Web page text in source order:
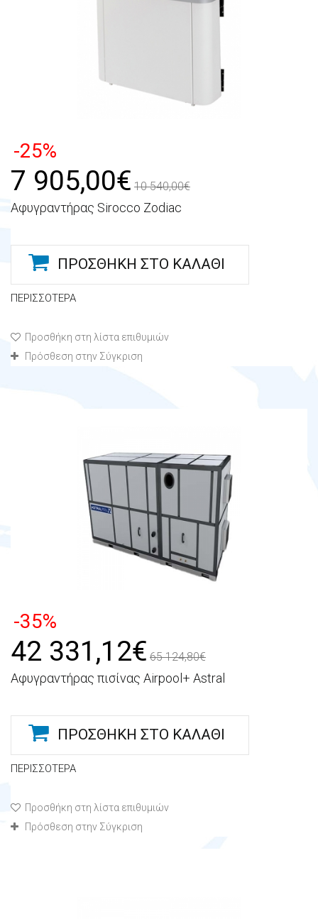
-25%
7 905,00€ 10 540,00€
Αφυγραντήρας Sirocco Zodiac
ΠΡΟΣΘΉΚΗ ΣΤΟ ΚΑΛΆΘΙ
ΠΕΡΙΣΣΌΤΕΡΑ
Προσθήκη στη λίστα επιθυμιών
Πρόσθεση στην Σύγκριση
-35%
42 331,12€ 65 124,80€
Αφυγραντήρας πισίνας Airpool+ Astral
ΠΡΟΣΘΉΚΗ ΣΤΟ ΚΑΛΆΘΙ
ΠΕΡΙΣΣΌΤΕΡΑ
Προσθήκη στη λίστα επιθυμιών
Πρόσθεση στην Σύγκριση